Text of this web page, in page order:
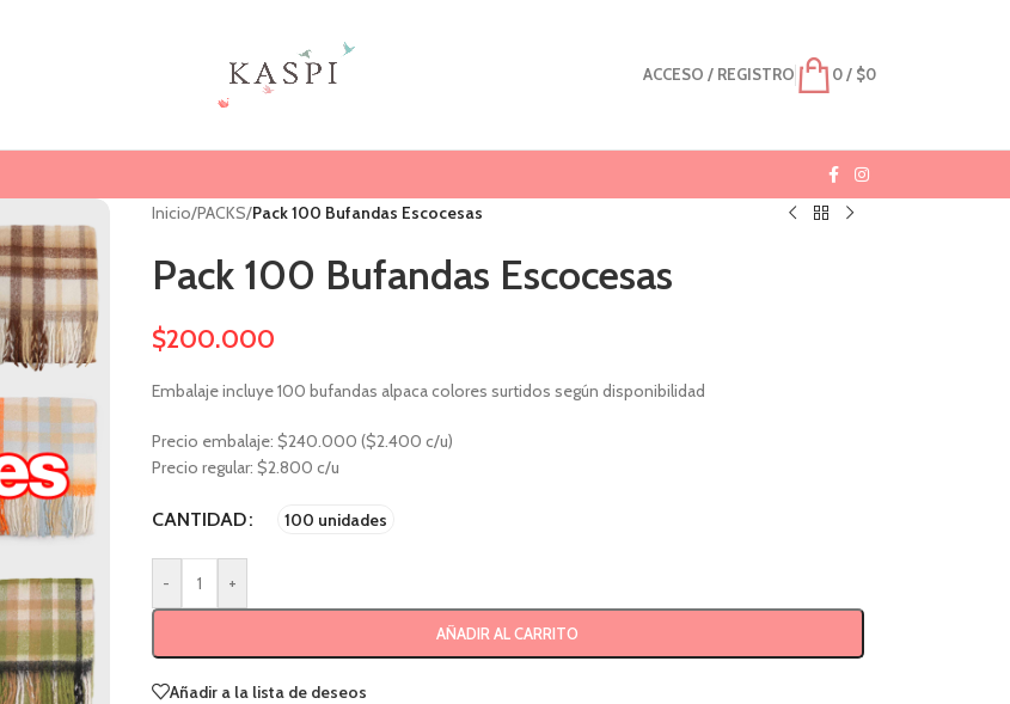
ACCESO / REGISTRO 0/ $0
Inicio/PACKS/Pack 100 Bufandas Escocesas
Pack 100 Bufandas Escocesas
$200.000
Embalaje incluye 100 bufandas alpaca colores surtidos según disponibilidad
Precio embalaje: $240.000 ($2.400 c/u)
Precio regular: $2.800 c/u
CANTIDAD 100 unidades
- +
AÑADIR AL CARRITO
Añadir a la lista de deseos